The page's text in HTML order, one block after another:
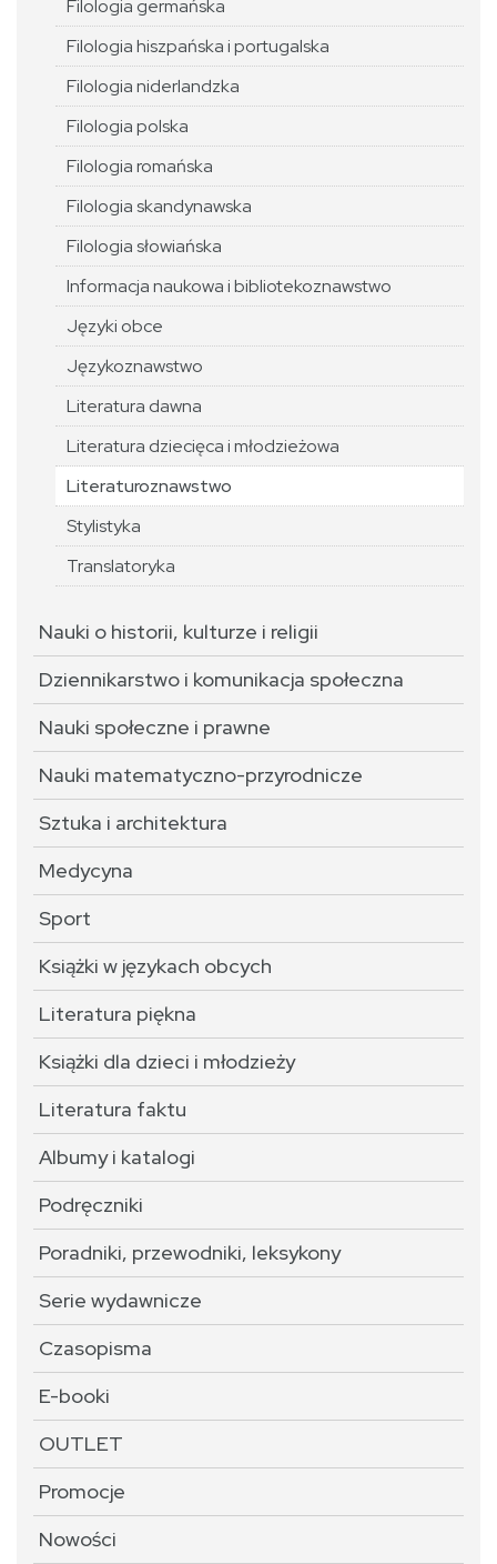
Filologia germańska
Filologia hiszpańska i portugalska
Filologia niderlandzka
Filologia polska
Filologia romańska
Filologia skandynawska
Filologia słowiańska
Informacja naukowa i bibliotekoznawstwo
Języki obce
Językoznawstwo
Literatura dawna
Literatura dziecięca i młodzieżowa
Literaturoznawstwo
Stylistyka
Translatoryka
Nauki o historii, kulturze i religii
Dziennikarstwo i komunikacja społeczna
Nauki społeczne i prawne
Nauki matematyczno-przyrodnicze
Sztuka i architektura
Medycyna
Sport
Książki w językach obcych
Literatura piękna
Książki dla dzieci i młodzieży
Literatura faktu
Albumy i katalogi
Podręczniki
Poradniki, przewodniki, leksykony
Serie wydawnicze
Czasopisma
E-booki
OUTLET
Promocje
Nowości